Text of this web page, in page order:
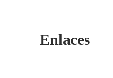
Enlaces